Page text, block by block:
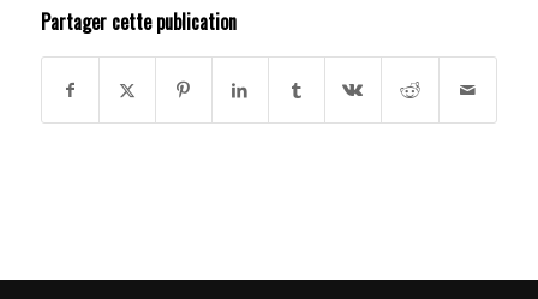
Partager cette publication